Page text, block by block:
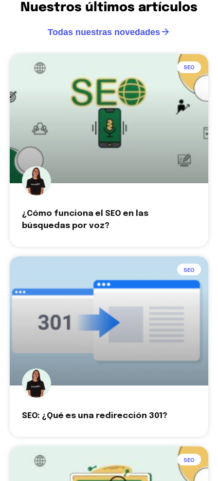
Nuestros últimos artículos
Todas nuestras novedades
SEO
¿Cómo funciona el SEO en las
búsquedas por voz?
SEO
SEO: ¿Qué es una redirección 301?
SEO